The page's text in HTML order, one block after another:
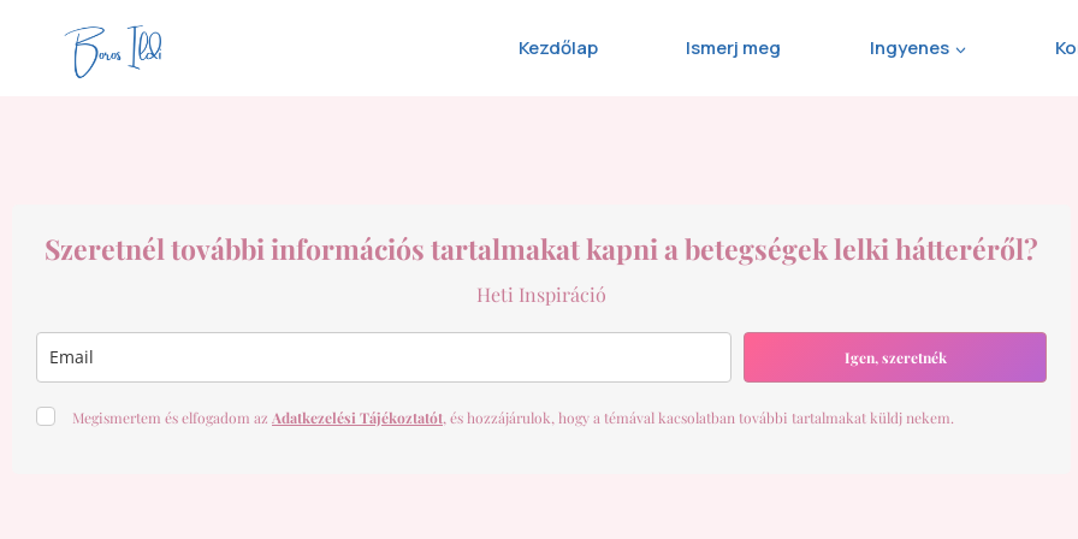
Kezdőlap Ismerj meg Ingyenes
Szeretnél további információs tartalmakat kapni a betegségek lelki hátteréről?
Heti Inspiráció
Igen, szeretnék
Megismertem és elfogadom az Adatkezelési Tájékoztatót, és hozzájárulok, hogy a témával kacsolatban további tartalmakat küldj nekem.